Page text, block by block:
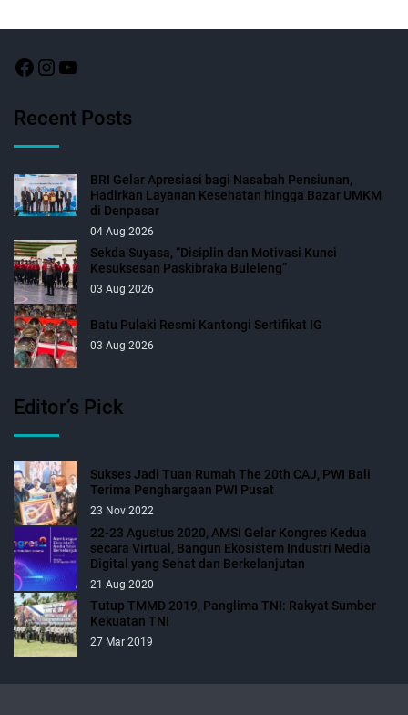
Recent Posts
BRI Gelar Apresiasi bagi Nasabah Pensiunan,
Hadirkan Layanan Kesehatan hingga Bazar UMKM
di Denpasar
04 Aug 2026
Sekda Suyasa, “Disiplin dan Motivasi Kunci
Kesuksesan Paskibraka Buleleng”
03 Aug 2026
Batu Pulaki Resmi Kantongi Sertifikat IG
03 Aug 2026
Editor’s Pick
Sukses Jadi Tuan Rumah The 20th CAJ, PWI Bali
Terima Penghargaan PWI Pusat
23 Nov 2022
22-23 Agustus 2020, AMSI Gelar Kongres Kedua
secara Virtual, Bangun Ekosistem Industri Media
Digital yang Sehat dan Berkelanjutan
21 Aug 2020
Tutup TMMD 2019, Panglima TNI: Rakyat Sumber
Kekuatan TNI
27 Mar 2019